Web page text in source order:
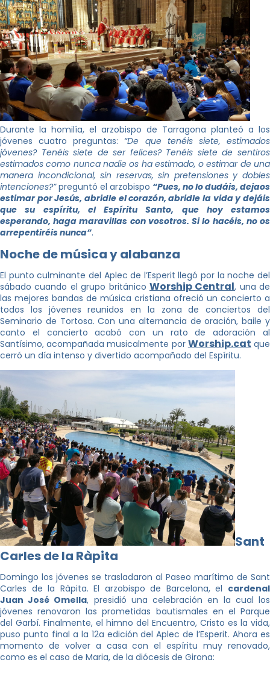
Durante la homilía, el arzobispo de Tarragona planteó a los
jóvenes cuatro preguntas: “De que tenéis siete, estimados
jóvenes? Tenéis siete de ser felices? Tenéis siete de sentiros
estimados como nunca nadie os ha estimado, o estimar de una
manera incondicional, sin reservas, sin pretensiones y dobles
intenciones?”preguntó el arzobispo “Pues, no lo dudáis, dejaos
estimar por Jesús, abridle el corazón, abridle la vida y dejáis
que su espíritu, el Espíritu Santo, que hoy estamos
esperando, haga maravillas con vosotros. Si lo hacéis, no os
arrepentiréis nunca”.
Noche de música y alabanza
El punto culminante del Aplec de l’Esperit llegó por la noche del
sábado cuando el grupo británico Worship Central, una de
las mejores bandas de música cristiana ofreció un concierto a
todos los jóvenes reunidos en la zona de conciertos del
Seminario de Tortosa. Con una alternancia de oración, baile y
canto el concierto acabó con un rato de adoración al
Santísimo, acompañada musicalmente por Worship.cat que
cerró un día intenso y divertido acompañado del Espíritu.
Sant
Carles de la Ràpita
Domingo los jóvenes se trasladaron al Paseo marítimo de Sant
Carles de la Ràpita. El arzobispo de Barcelona, el cardenal
Juan José Omella, presidió una celebración en la cual los
jóvenes renovaron las prometidas bautismales en el Parque
del Garbí. Finalmente, el himno del Encuentro, Cristo es la vida,
puso punto final a la 12a edición del Aplec de l’Esperit. Ahora es
momento de volver a casa con el espíritu muy renovado,
como es el caso de Maria, de la diócesis de Girona: